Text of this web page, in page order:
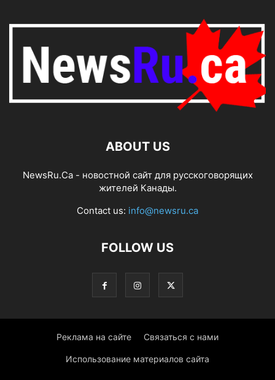
ABOUT US
NewsRu.Ca - новостной сайт для русскоговорящих
жителей Канады.
Contact us: info@newsru.ca
FOLLOW US
Реклама на сайте Связаться с нами
Использование материалов сайта